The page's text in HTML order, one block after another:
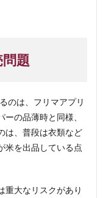
題
のは、フリマアプリ
の品薄時と同様、
は、普段は衣類など
米を出品している点
重大なリスクがあり